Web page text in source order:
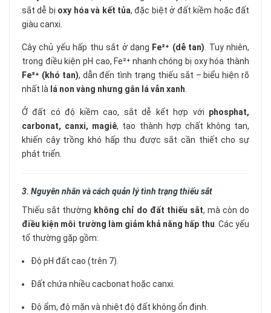
sắt dễ bị oxy hóa và kết tủa, đặc biệt ở đất kiềm hoặc đất
giàu canxi.
Cây chủ yếu hấp thu sắt ở dạng Fe²⁺ (dễ tan) . Tuy nhiên,
trong điều kiện pH cao, Fe²⁺ nhanh chóng bị oxy hóa thành
Fe³⁺ (khó tan), dẫn đến tình trạng thiếu sắt – biểu hiện rõ
nhất là lá non vàng nhưng gân lá vẫn xanh
Ở đất có độ kiềm cao, sắt dễ kết hợp với phosphat,
carbonat, canxi, magiê, tạo thành hợp chất không tan,
khiến cây trồng khó hấp thu được sắt cần thiết cho sự
phát triển.
3. Nguyên nhân và cách quản lý tình trạng thiếu sắt
Thiếu sắt thường không chỉ do đất thiếu sắt, mà còn do
điều kiện môi trường làm giảm khả năng hấp thu . Các yếu
tố thường gặp gồm:
Độ pH đất cao (trên 7).
Đất chứa nhiều cacbonat hoặc canxi.
Độ ẩm, độ mặn và nhiệt độ đất không ổn định.